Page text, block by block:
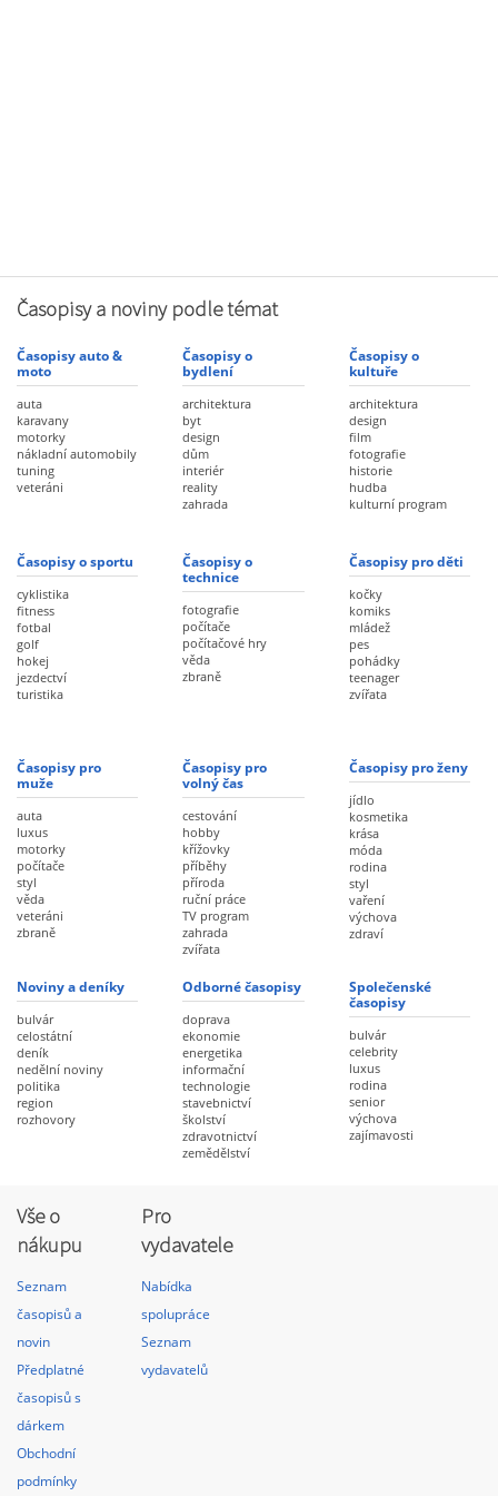
Časopisy a noviny podle témat
Časopisy auto &
moto
auta
karavany
motorky
nákladní automobily
tuning
veteráni
Časopisy o
bydlení
architektura
byt
design
dům
interiér
reality
zahrada
Časopisy o
kultuře
architektura
design
film
fotografie
historie
hudba
kulturní program
Časopisy o sportu
cyklistika
fitness
fotbal
golf
hokej
jezdectví
turistika
Časopisy o
technice
fotografie
počítače
počítačové hry
věda
zbraně
Časopisy pro děti
kočky
komiks
mládež
pes
pohádky
teenager
zvířata
Časopisy pro
muže
auta
luxus
motorky
počítače
styl
věda
veteráni
zbraně
Časopisy pro
volný čas
cestování
hobby
křížovky
příběhy
příroda
ruční práce
TV program
zahrada
zvířata
Časopisy pro ženy
jídlo
kosmetika
krása
móda
rodina
styl
vaření
výchova
zdraví
Noviny a deníky
bulvár
celostátní
deník
nedělní noviny
politika
region
rozhovory
Odborné časopisy
doprava
ekonomie
energetika
informační
technologie
stavebnictví
školství
zdravotnictví
zemědělství
Společenské
časopisy
bulvár
celebrity
luxus
rodina
senior
výchova
zajímavosti
Vše o
nákupu
Seznam
časopisů a
novin
Předplatné
časopisů s
dárkem
Obchodní
podmínky
Pro
vydavatele
Nabídka
spolupráce
Seznam
vydavatelů